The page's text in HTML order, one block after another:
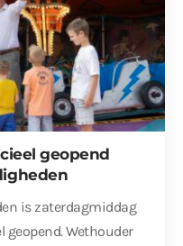
geopend
is zaterdagmiddag
geopend. Wethouder